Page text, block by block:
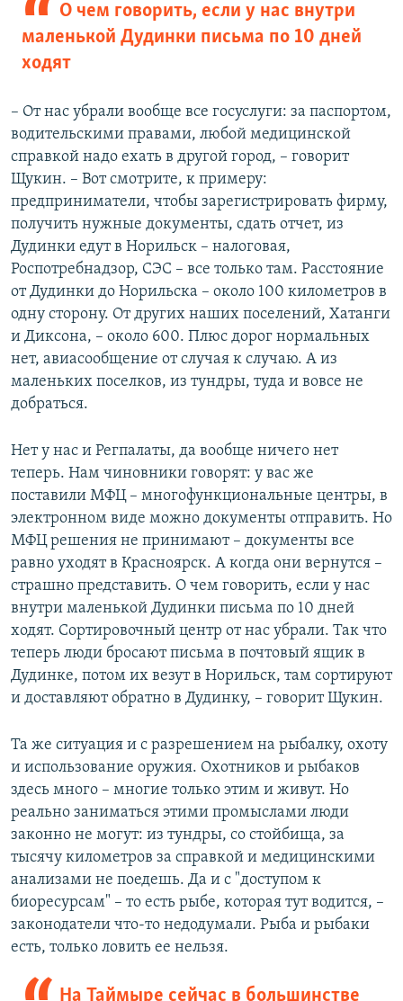
О чем говорить, если у нас внутри
маленькой Дудинки письма по 10 дней
ходят​
– От нас убрали вообще все госуслуги: за паспортом,
водительскими правами, любой медицинской
справкой надо ехать в другой город, – говорит
Щукин. – Вот смотрите, к примеру:
предприниматели, чтобы зарегистрировать фирму,
получить нужные документы, сдать отчет, из
Дудинки едут в Норильск – налоговая,
Роспотребнадзор, СЭС – все только там. Расстояние
от Дудинки до Норильска – около 100 километров в
одну сторону. От других наших поселений, Хатанги
и Диксона, – около 600. Плюс дорог нормальных
нет, авиасообщение от случая к случаю. А из
маленьких поселков, из тундры, туда и вовсе не
добраться.
Нет у нас и Регпалаты, да вообще ничего нет
теперь. Нам чиновники говорят: у вас же
поставили МФЦ – многофункциональные центры, в
электронном виде можно документы отправить. Но
МФЦ решения не принимают – документы все
равно уходят в Красноярск. А когда они вернутся –
страшно представить. О чем говорить, если у нас
внутри маленькой Дудинки письма по 10 дней
ходят. Сортировочный центр от нас убрали. Так что
теперь люди бросают письма в почтовый ящик в
Дудинке, потом их везут в Норильск, там сортируют
и доставляют обратно в Дудинку, – говорит Щукин.
Та же ситуация и с разрешением на рыбалку, охоту
и использование оружия. Охотников и рыбаков
здесь много – многие только этим и живут. Но
реально заниматься этими промыслами люди
законно не могут: из тундры, со стойбища, за
тысячу километров за справкой и медицинскими
анализами не поедешь. Да и с "доступом к
биоресурсам" – то есть рыбе, которая тут водится, –
законодатели что-то недодумали. Рыба и рыбаки
есть, только ловить ее нельзя.
На Таймыре сейчас в большинстве